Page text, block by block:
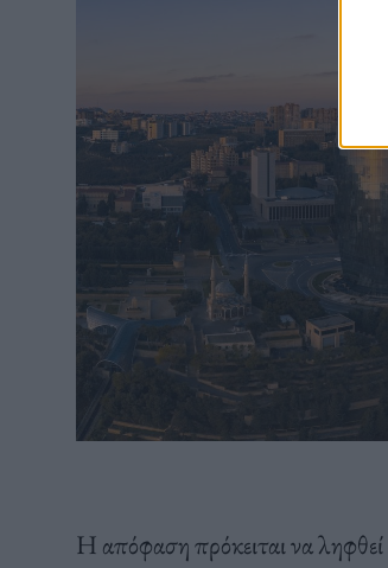
Η απόφαση πρόκειται να ληφθεί